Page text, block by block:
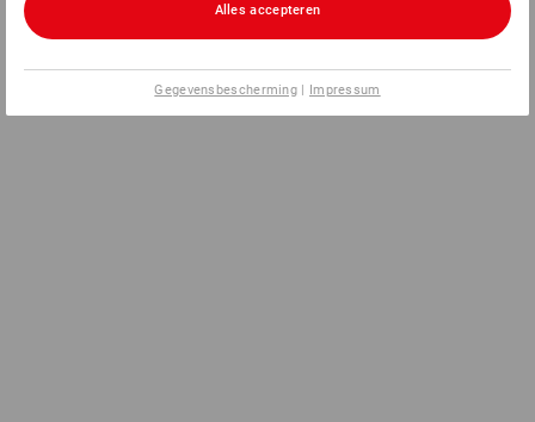
Alles accepteren
Gegevensbescherming | Impressum